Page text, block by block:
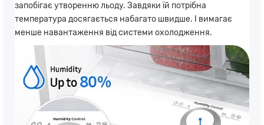
запобігає утворенню льоду. Завдяки їй потрібна
температура досягається набагато швидше. І вимагає
менше навантаження від системи охолодження.